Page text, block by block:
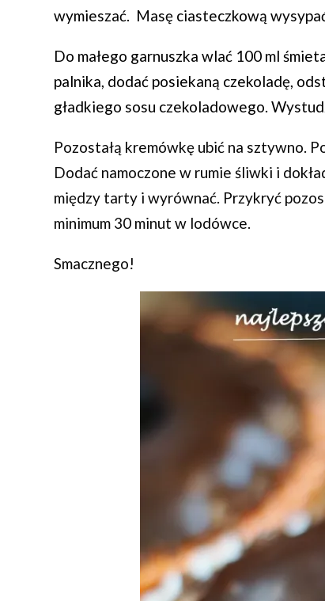
wymieszać. Masę ciasteczkową
Do małego garnuszka wlać 100 ml
palnika, dodać posiekaną czekoladę,
gładkiego sosu czekoladowego.
Pozostałą kremówkę ubić na sztywno.
Dodać namoczone w rumie śliwki i
między tarty i wyrównać. Przykryć
minimum 30 minut w lodówce.
Smacznego!